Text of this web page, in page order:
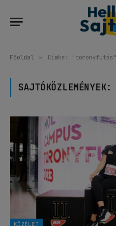
Főoldal » Címke: "toronyfutás"
SAJTÓKÖZLEMÉNYEK:
KÖZÉLET